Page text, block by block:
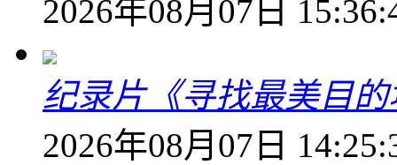
2026年08月07日
纪录片《寻找最美目
2026年08月07日